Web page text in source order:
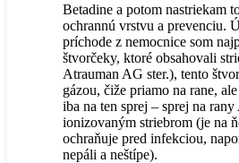
Betadine a potom nastriekam
ochrannú vrstvu a prevenciu.
príchode z nemocnice som
štvorčeky, ktoré obsahovali
Atrauman AG ster.), tento
gázou, čiže priamo na rane,
iba na ten sprej – sprej na
ionizovaným striebrom (je na
ochraňuje pred infekciou,
nepáli a neštípe).